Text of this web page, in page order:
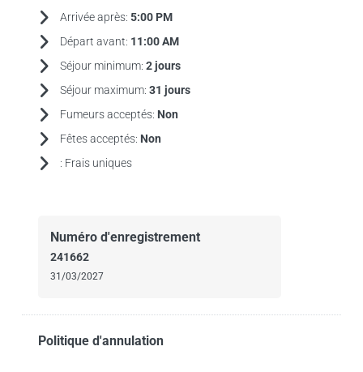
Arrivée après: 5:00 PM
Départ avant: 11:00 AM
Séjour minimum: 2 jours
Séjour maximum: 31 jours
Fumeurs acceptés: Non
Fêtes acceptés: Non
: Frais uniques
Numéro d'enregistrement
241662
31/03/2027
Politique d'annulation